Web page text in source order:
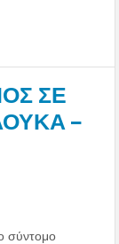
ΣΕ
–
σύντομο